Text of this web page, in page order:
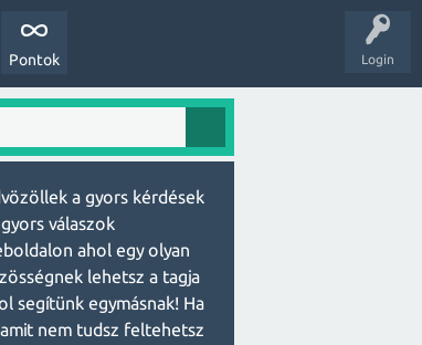
Login
Pontok
a gyors kérdések
válaszok
ahol egy olyan
lehetsz a tagja
segítünk egymásnak! Ha
nem tudsz feltehetsz